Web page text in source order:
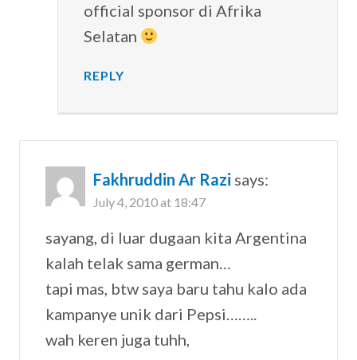
official sponsor di Afrika
Selatan
REPLY
Fakhruddin Ar Razi says:
July 4, 2010 at 18:47
sayang, di luar dugaan kita Argentina
kalah telak sama german…
tapi mas, btw saya baru tahu kalo ada
kampanye unik dari Pepsi……..
wah keren juga tuhh,